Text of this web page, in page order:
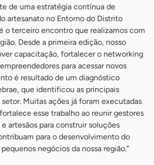
de uma estratégia contínua de
artesanato no Entorno do Distrito
é o terceiro encontro que realizamos com
Desde a primeira edição, nosso
capacitação, fortalecer o networking
para acessar novos
é resultado de um diagnóstico
que identificou as principais
Muitas ações já foram executadas
esse trabalho ao reunir gestores
artesãos para construir soluções
para o desenvolvimento do
negócios da nossa região.”